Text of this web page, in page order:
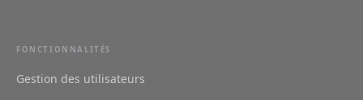
FONCTIONNALITÉS
Gestion des utilisateurs